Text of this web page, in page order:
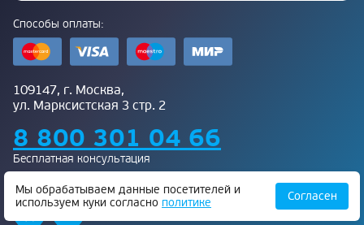
Способы оплаты:
109147, г. Москва,
ул. Марксистская 3 стр. 2
8 800 301 04 66
Бесплатная консультация
Мы обрабатываем данные посетителей и
используем куки согласно политике Согласен